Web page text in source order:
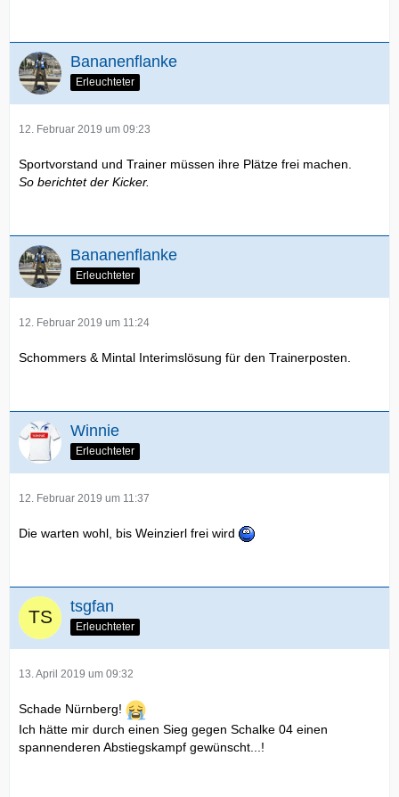
Bananenflanke
Erleuchteter
12. Februar 2019 um 09:23
Sportvorstand und Trainer müssen ihre Plätze frei machen.
So berichtet der Kicker.
Bananenflanke
Erleuchteter
12. Februar 2019 um 11:24
Schommers & Mintal Interimslösung für den Trainerposten.
Winnie
Erleuchteter
12. Februar 2019 um 11:37
Die warten wohl, bis Weinzierl frei wird
tsgfan
Erleuchteter
13. April 2019 um 09:32
Schade Nürnberg!
Ich hätte mir durch einen Sieg gegen Schalke 04 einen
spannenderen Abstiegskampf gewünscht...!